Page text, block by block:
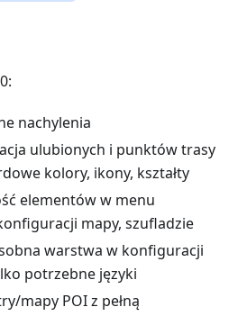
nachylenia
ulubionych i punktów trasy
kolory, ikony, kształty
elementów w menu
mapy, szufladzie
warstwa w konfiguracji
potrzebne języki
mapy POI z pełną